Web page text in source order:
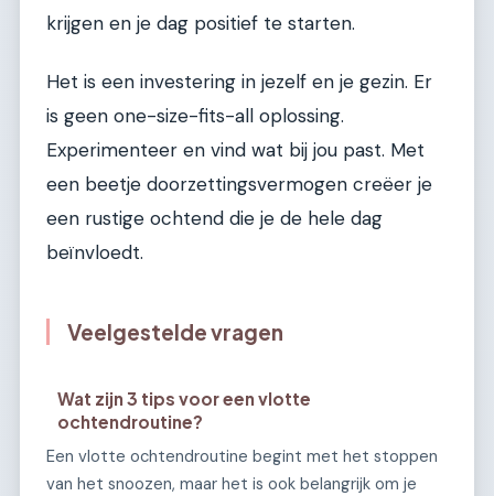
krijgen en je dag positief te starten.
Het is een investering in jezelf en je gezin. Er
is geen one-size-fits-all oplossing.
Experimenteer en vind wat bij jou past. Met
een beetje doorzettingsvermogen creëer je
een rustige ochtend die je de hele dag
beïnvloedt.
Veelgestelde vragen
Wat zijn 3 tips voor een vlotte
ochtendroutine?
Een vlotte ochtendroutine begint met het stoppen
van het snoozen, maar het is ook belangrijk om je